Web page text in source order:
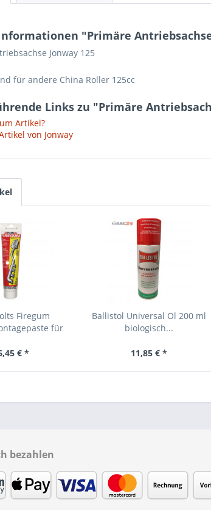
"Primäre
Jonway 125
für andere China Roller 125cc
Links zu "Primäre
Artikel?
von Jonway
Firegum
für
€ *
Ballistol Universal Öl 200 ml
biologisch...
11,85 € *
bezahlen